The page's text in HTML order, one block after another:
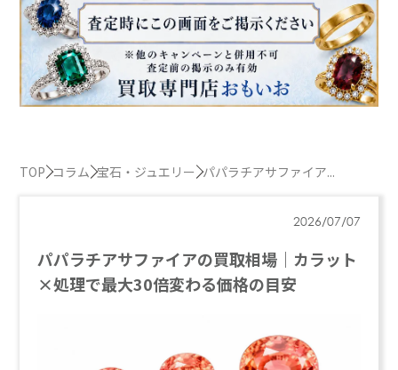
TOP コラム 宝石・ジュエリー パパラチアサファイア...
2026/07/07
パパラチアサファイアの買取相場｜カラット
×処理で最大30倍変わる価格の目安